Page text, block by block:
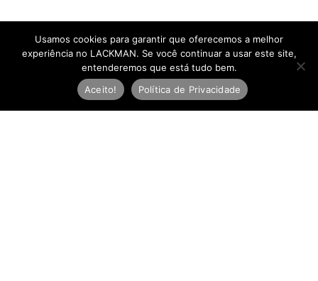
Usamos cookies para garantir que oferecemos a melhor
experiência no LACKMAN. Se você continuar a usar este site,
entenderemos que está tudo bem.
Aceito!
Política de Privacidade